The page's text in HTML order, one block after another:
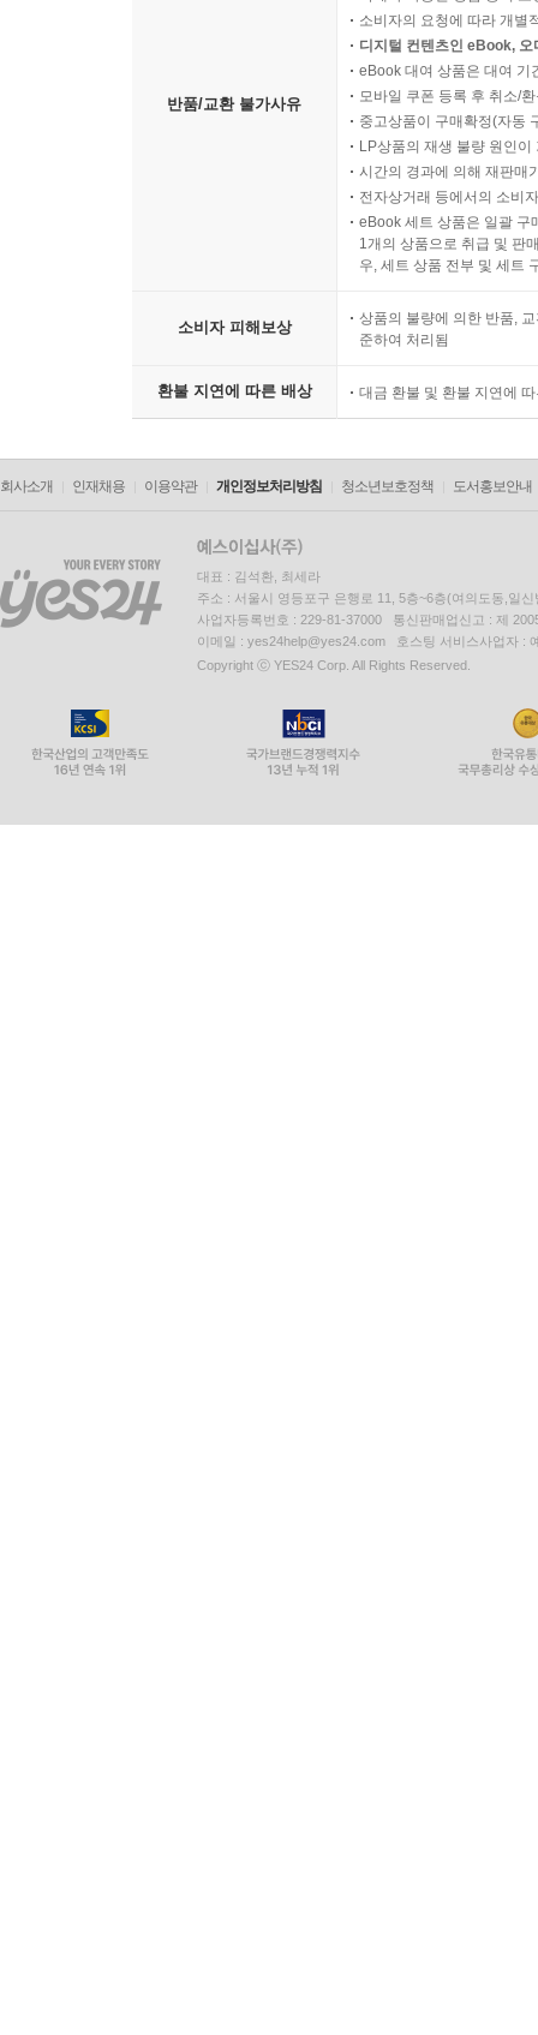
반품/교환 불가사유
소비자의 요청에 따라 개별
디지털 컨텐츠인 eBook,
eBook 대여 상품은 대여 기
모바일 쿠폰 등록 후 취소/
중고상품이 구매확정(자동
LP상품의 재생 불량 원인
시간의 경과에 의해 재판매
전자상거래 등에서의 소비
eBook 세트 상품은 일괄 구
1개의 상품으로 취급 및 판
우, 세트 상품 전부 및 세트
소비자 피해보상
상품의 불량에 의한 반품,
준하여 처리됨
환불 지연에 따른 배상 대금 환불 및 환불 지연에
회사소개 인재채용 이용약관 개인정보처리방침 청소년보호정책 도서홍보안내
대표 : 김석환, 최세라
주소 : 서울시 영등포구 은행로 11, 5층~6층(여의도동,일신
사업자등록번호 : 229-81-37000 통신판매업신고 : 제
이메일 : yes24help@yes24.com 호스팅 서비스사업자 :
Copyright ⓒ YES24 Corp. All Rights Reserved.